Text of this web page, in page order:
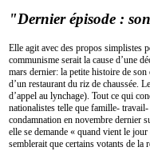
"Dernier épisode :
Elle agit avec des propos simplistes
communisme serait la cause d’une
mars dernier: la petite histoire de
d’un restaurant du riz de chaussée.
d’appel au lynchage). Tout ce qui
nationalistes telle que famille-
condamnation en novembre dernier
elle se demande « quand vient le
semblerait que certains votants de la